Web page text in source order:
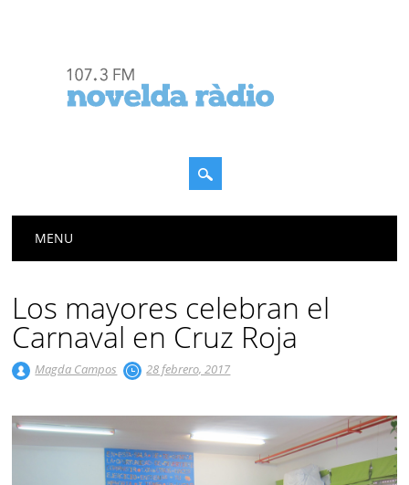
Menú principal
MENU
Los mayores celebran el
Carnaval en Cruz Roja
Magda Campos 28 febrero, 2017